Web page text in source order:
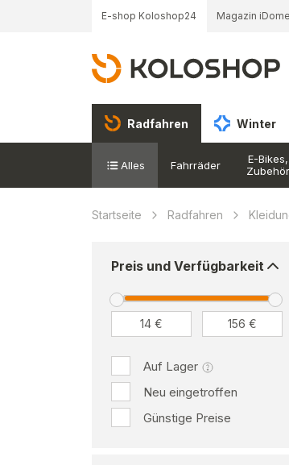
E-shop Koloshop24 Magazin
Radfahren Winter
Alles Fahrräder
E-Bikes,
Zubehör
Startseite Radfahren
Preis und Verfügbarkeit
Auf Lager
Neu eingetroffen
Günstige Preise